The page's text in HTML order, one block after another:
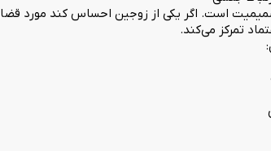
است. اگر یکی از زوجین احساس کند مورد
تمرکز می‌کند.